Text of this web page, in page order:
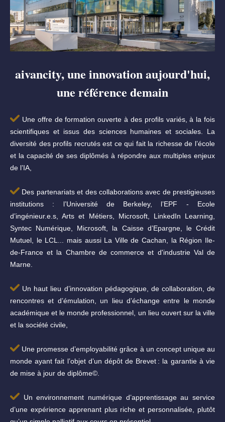
aivancity, une innovation aujourd'hui,
une référence demain
Une offre de formation ouverte à des profils variés, à la fois
scientifiques et issus des sciences humaines et sociales. La
diversité des profils recrutés est ce qui fait la richesse de l’école
et la capacité de ses diplômés à répondre aux multiples enjeux
de l’IA,
Des partenariats et des collaborations avec de prestigieuses
institutions : l’Université de Berkeley, l’EPF - Ecole
d’ingénieur.e.s, Arts et Métiers, Microsoft, LinkedIn Learning,
Syntec Numérique, Microsoft, la Caisse d’Epargne, le Crédit
Mutuel, le LCL... mais aussi La Ville de Cachan, la Région Ile-
de-France et la Chambre de commerce et d'industrie Val de
Marne.
Un haut lieu d’innovation pédagogique, de collaboration, de
rencontres et d’émulation, un lieu d’échange entre le monde
académique et le monde professionnel, un lieu ouvert sur la ville
et la société civile,
Une promesse d’employabilité grâce à un concept unique au
monde ayant fait l’objet d’un dépôt de Brevet : la garantie à vie
de mise à jour de diplôme©.
Un environnement numérique d’apprentissage au service
d’une expérience apprenant plus riche et personnalisée, plutôt